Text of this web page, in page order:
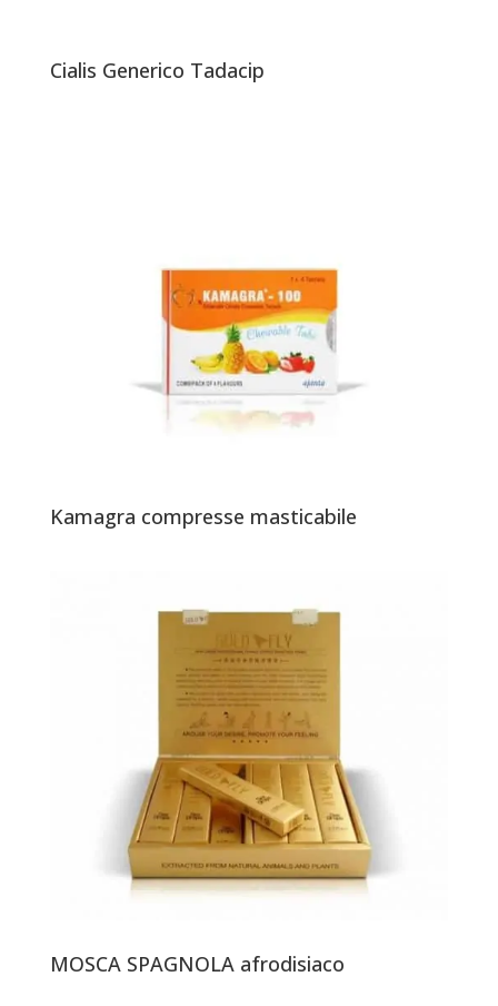
Cialis Generico Tadacip
Kamagra compresse masticabile
MOSCA SPAGNOLA afrodisiaco